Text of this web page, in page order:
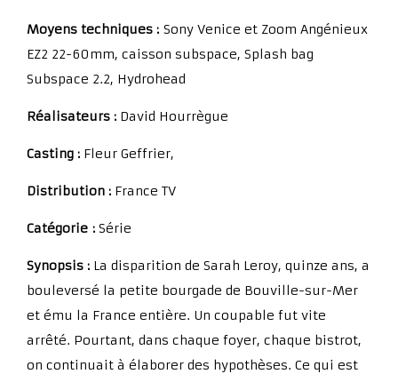
Moyens techniques : Sony Venice et Zoom Angénieux
EZ2 22-60mm, caisson subspace, Splash bag
Subspace 2.2, Hydrohead
Réalisateurs : David Hourrègue
Casting : Fleur Geffrier,
Distribution : France TV
Catégorie : Série
Synopsis : La disparition de Sarah Leroy, quinze ans, a
bouleversé la petite bourgade de Bouville-sur-Mer
et ému la France entière. Un coupable fut vite
arrêté. Pourtant, dans chaque foyer, chaque bistrot,
on continuait à élaborer des hypothèses. Ce qui est